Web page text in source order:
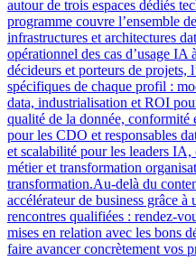
autour de trois espaces dédiés
programme couvre l’ensemble
infrastructures et architectures
opérationnel des cas d’usage IA
décideurs et porteurs de projets,
spécifiques de chaque profil :
data, industrialisation et ROI
qualité de la donnée, conformité
pour les CDO et responsables
et scalabilité pour les leaders
métier et transformation
transformation.Au-delà du
accélérateur de business grâce
rencontres qualifiées : rendez-
mises en relation avec les bons
faire avancer concrètement vos